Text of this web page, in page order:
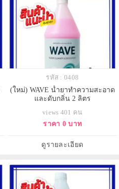
รหัส : 0408
(ใหม่) WAVE น้ำยาทำความสะอาด
และดับกลิ่น 2 ลิตร
views 401 คน
ราคา 0 บาท
ดูรายละเอียด